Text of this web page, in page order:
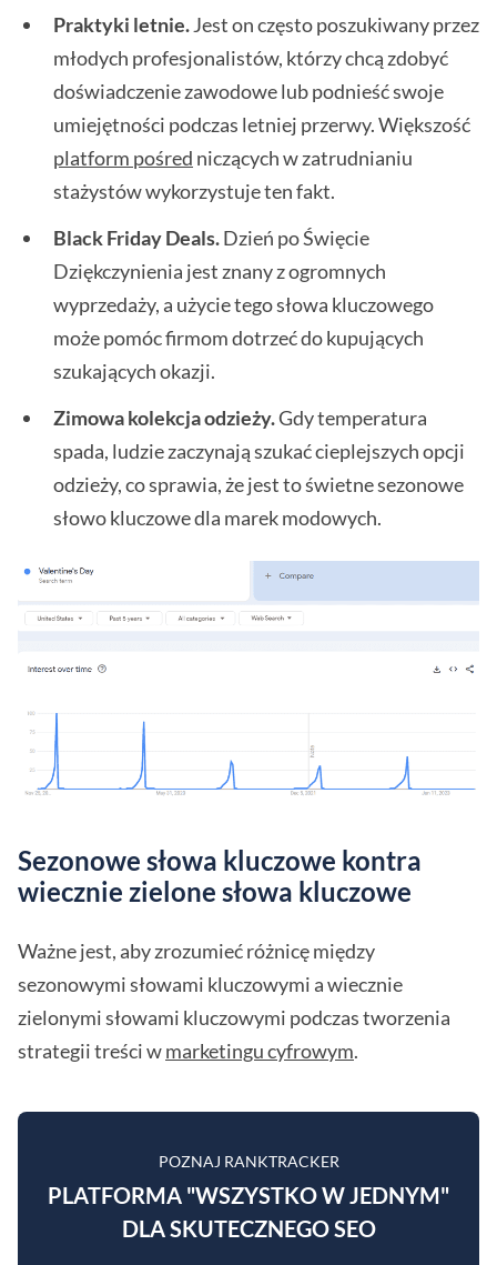
Praktyki letnie.Jest on często poszukiwany przez
młodych profesjonalistów, którzy chcą zdobyć
doświadczenie zawodowe lub podnieść swoje
umiejętności podczas letniej przerwy. Większość
platform pośred niczących w zatrudnianiu
stażystów wykorzystuje ten fakt.
Black Friday Deals.Dzień po Święcie
Dziękczynienia jest znany z ogromnych
wyprzedaży, a użycie tego słowa kluczowego
może pomóc firmom dotrzeć do kupujących
szukających okazji.
Zimowa kolekcja odzieży.Gdy temperatura
spada, ludzie zaczynają szukać cieplejszych opcji
odzieży, co sprawia, że jest to świetne sezonowe
słowo kluczowe dla marek modowych.
Sezonowe słowa kluczowe kontra
wiecznie zielone słowa kluczowe
Ważne jest, aby zrozumieć różnicę między
sezonowymi słowami kluczowymi a wiecznie
zielonymi słowami kluczowymi podczas tworzenia
strategii treści wmarketingu cyfrowym.
POZNAJ RANKTRACKER
PLATFORMA "WSZYSTKO W JEDNYM"
DLA SKUTECZNEGO SEO